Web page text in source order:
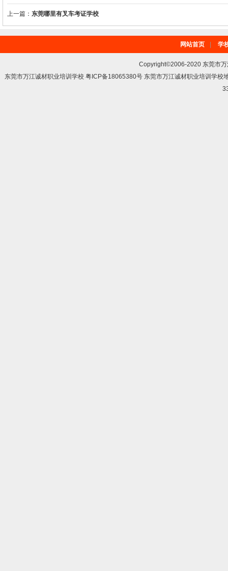
上一篇： 东莞哪里有叉车考证学校
网站首页 学
Copyright©2006-2020 东莞市
东莞市万江诚材职业培训学校 粤ICP备18065380号 东莞市万江诚材职业培训学